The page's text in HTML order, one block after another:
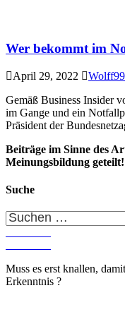
Wer bekommt im
April 29, 2022 Wolff99
Gemäß Business Insider
im Gange und ein
Präsident der
Beiträge im Sinne des
Meinungsbildung geteilt!
Suche
Suchen
nach:
Muss es erst knallen,
Erkenntnis ?